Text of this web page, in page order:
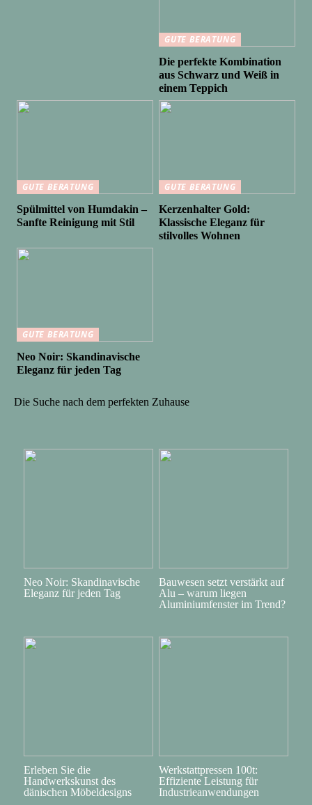
GUTE BERATUNG
Die perfekte Kombination
aus Schwarz und Weiß in
einem Teppich
GUTE BERATUNG
Spülmittel von Humdakin –
Sanfte Reinigung mit Stil
GUTE BERATUNG
Kerzenhalter Gold:
Klassische Eleganz für
stilvolles Wohnen
GUTE BERATUNG
Neo Noir: Skandinavische
Eleganz für jeden Tag
Die Suche nach dem perfekten Zuhause
Neo Noir: Skandinavische
Eleganz für jeden Tag
Bauwesen setzt verstärkt auf
Alu – warum liegen
Aluminiumfenster im Trend?
Erleben Sie die
Handwerkskunst des
dänischen Möbeldesigns
Werkstattpressen 100t:
Effiziente Leistung für
Industrieanwendungen